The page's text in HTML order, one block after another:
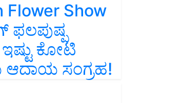
Flower Show
ಫಲಪುಷ್ಪ
ಕೋಟಿ
ಸಂಗ್ರಹ!